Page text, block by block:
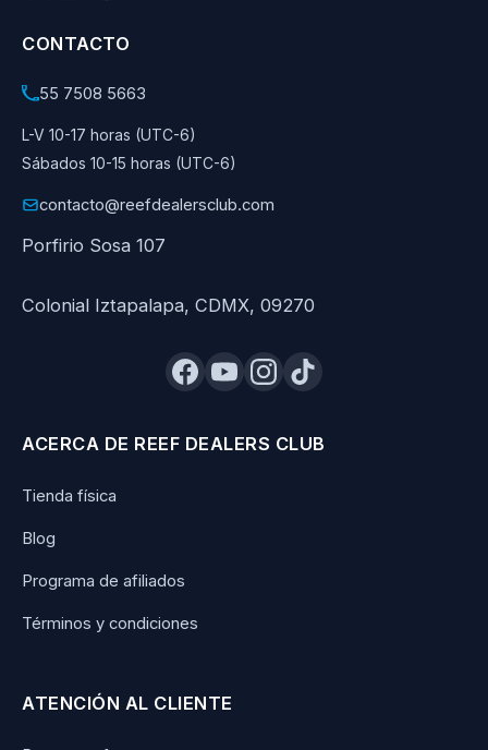
CONTACTO
55 7508 5663
L-V 10-17 horas (UTC-6)
Sábados 10-15 horas (UTC-6)
contacto@reefdealersclub.com
Porfirio Sosa 107
Colonial Iztapalapa, CDMX, 09270
ACERCA DE REEF DEALERS CLUB
Tienda física
Blog
Programa de afiliados
Términos y condiciones
ATENCIÓN AL CLIENTE